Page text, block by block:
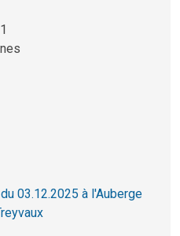
03.12.2025 à l'Auberge